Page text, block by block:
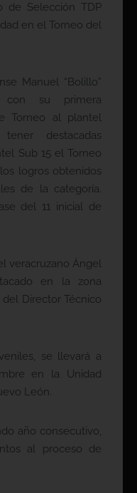
de Selección TDP
en el Torneo del
Manuel “Bolillo”
con su primera
Torneo al plantel
destacadas
Sub 15 el Torneo
logros obtenidos
de la categoría.
del 11 inicial de
veracruzano Ángel
en la zona
Director Técnico
se llevará a
en la Unidad
León.
año consecutivo,
al proceso de